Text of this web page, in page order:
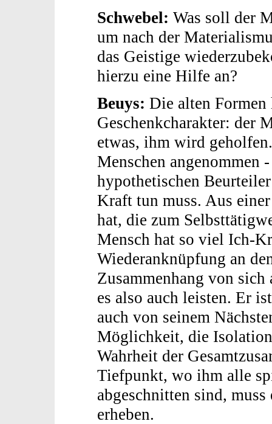
Schwebel: Was soll der
um nach der
das Geistige
hierzu eine Hilfe an?
Beuys: Die alten Formen
Geschenkcharakter: der
etwas, ihm wird
Menschen angenommen
hypothetischen
Kraft tun muss. Aus
hat, die zum
Mensch hat so viel Ich-
Wiederanknüpfung an
Zusammenhang von sich
es also auch leisten. Er
auch von seinem
Möglichkeit, die
Wahrheit der
Tiefpunkt, wo ihm alle
abgeschnitten sind,
erheben.